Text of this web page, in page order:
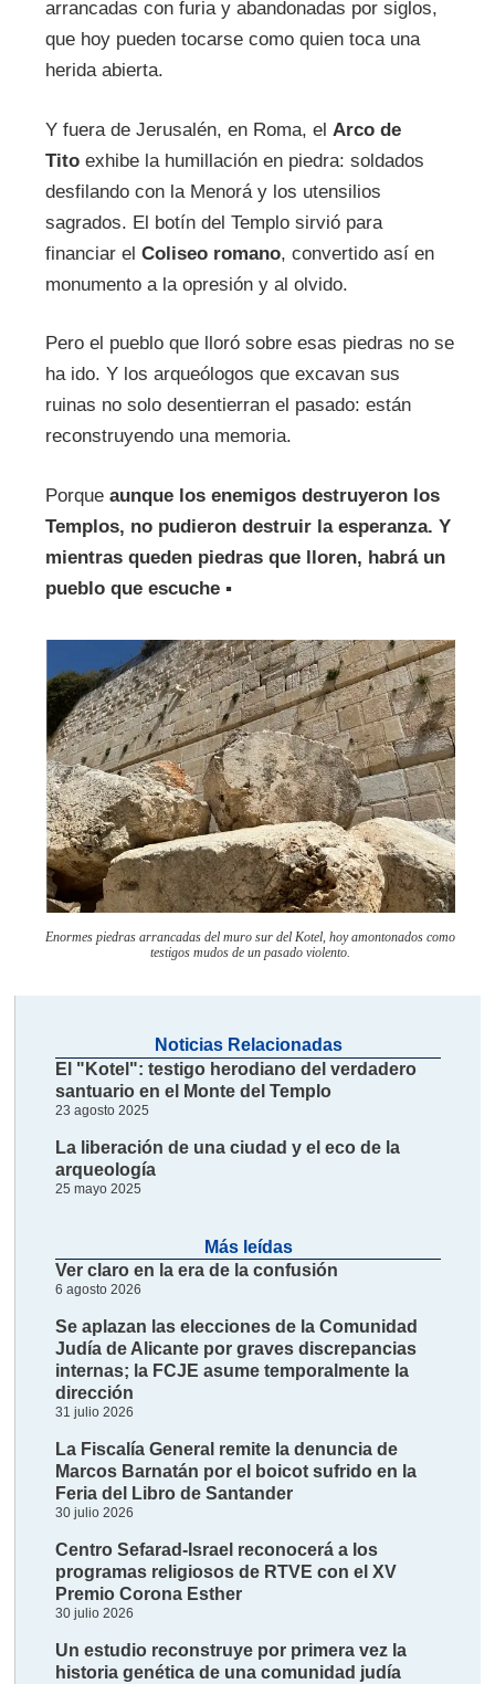
arrancadas con furia y abandonadas por siglos,
que hoy pueden tocarse como quien toca una
herida abierta.
Y fuera de Jerusalén, en Roma, el Arco de
Titoexhibe la humillación en piedra: soldados
desfilando con la Menorá y los utensilios
sagrados. El botín del Templo sirvió para
financiar el Coliseo romano, convertido así en
monumento a la opresión y al olvido.
Pero el pueblo que lloró sobre esas piedras no se
ha ido. Y los arqueólogos que excavan sus
ruinas no solo desentierran el pasado: están
reconstruyendo una memoria.
Porque aunque los enemigos destruyeron los
Templos, no pudieron destruir la esperanza. Y
mientras queden piedras que lloren, habrá un
pueblo que escuche▪
Enormes piedras arrancadas del muro sur del Kotel, hoy amontonados como
testigos mudos de un pasado violento.
Noticias Relacionadas
El "Kotel": testigo herodiano del verdadero
santuario en el Monte del Templo
23 agosto 2025
La liberación de una ciudad y el eco de la
arqueología
25 mayo 2025
Más leídas
Ver claro en la era de la confusión
6 agosto 2026
Se aplazan las elecciones de la Comunidad
Judía de Alicante por graves discrepancias
internas; la FCJE asume temporalmente la
dirección
31 julio 2026
La Fiscalía General remite la denuncia de
Marcos Barnatán por el boicot sufrido en la
Feria del Libro de Santander
30 julio 2026
Centro Sefarad-Israel reconocerá a los
programas religiosos de RTVE con el XV
Premio Corona Esther
30 julio 2026
Un estudio reconstruye por primera vez la
historia genética de una comunidad judía